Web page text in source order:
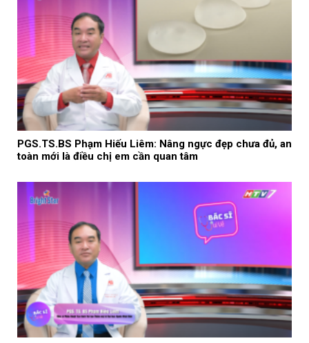
PGS.TS.BS Phạm Hiếu Liêm: Nâng ngực đẹp chưa đủ, an
toàn mới là điều chị em cần quan tâm